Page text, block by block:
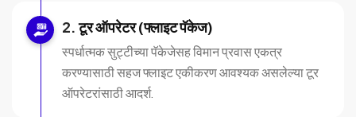
टूर ऑपरेटर (फ्लाइट पॅकेज)
स्पर्धात्मक सुट्टीच्या पॅकेजेसह विमान प्रवास एकत्र
करण्यासाठी सहज फ्लाइट एकीकरण आवश्यक असलेल्या टूर
ऑपरेटरांसाठी आदर्श.